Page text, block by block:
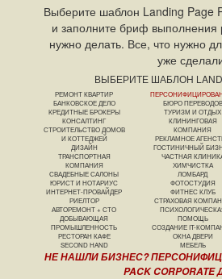
Выберите шаблон Landing Page
и заполните бриф выполнения
нужно делать. Все, что нужно
уже
ВЫБЕРИТЕ ШАБЛОН
РЕМОНТ КВАРТИР
БАНКОВСКОЕ ДЕЛО
КРЕДИТНЫЕ БРОКЕРЫ
КОНСАЛТИНГ
СТРОИТЕЛЬСТВО ДОМОВ
И КОТТЕДЖЕЙ
ДИЗАЙН
ТРАНСПОРТНАЯ
КОМПАНИЯ
СВАДЕБНЫЕ САЛОНЫ
ЮРИСТ И НОТАРИУС
ИНТЕРНЕТ-ПРОВАЙДЕР
РИЕЛТОР
АВТОРЕМОНТ + СТО
ДОБЫВАЮЩАЯ
ПРОМЫШЛЕННОСТЬ
РЕСТОРАН КАФЕ
SECOND HAND
БЮРО ПЕРЕВОДОВ
ТУРИЗМ И ОТДЫХ
КЛИНИНГОВАЯ
КОМПАНИЯ
РЕКЛАМНОЕ
ГОСТИНИЧНЫЙ
ЧАСТНАЯ
ХИМЧИСТКА
ЛОМБАРД
ФОТОСТУДИЯ
ФИТНЕС КЛУБ
СТРАХОВАЯ
ПОМОЩЬ
СОЗДАНИЕ IT-
ОКНА ДВЕРИ
МЕБЕЛЬ
НЕ НАШЛИ БИЗНЕС?
PACK